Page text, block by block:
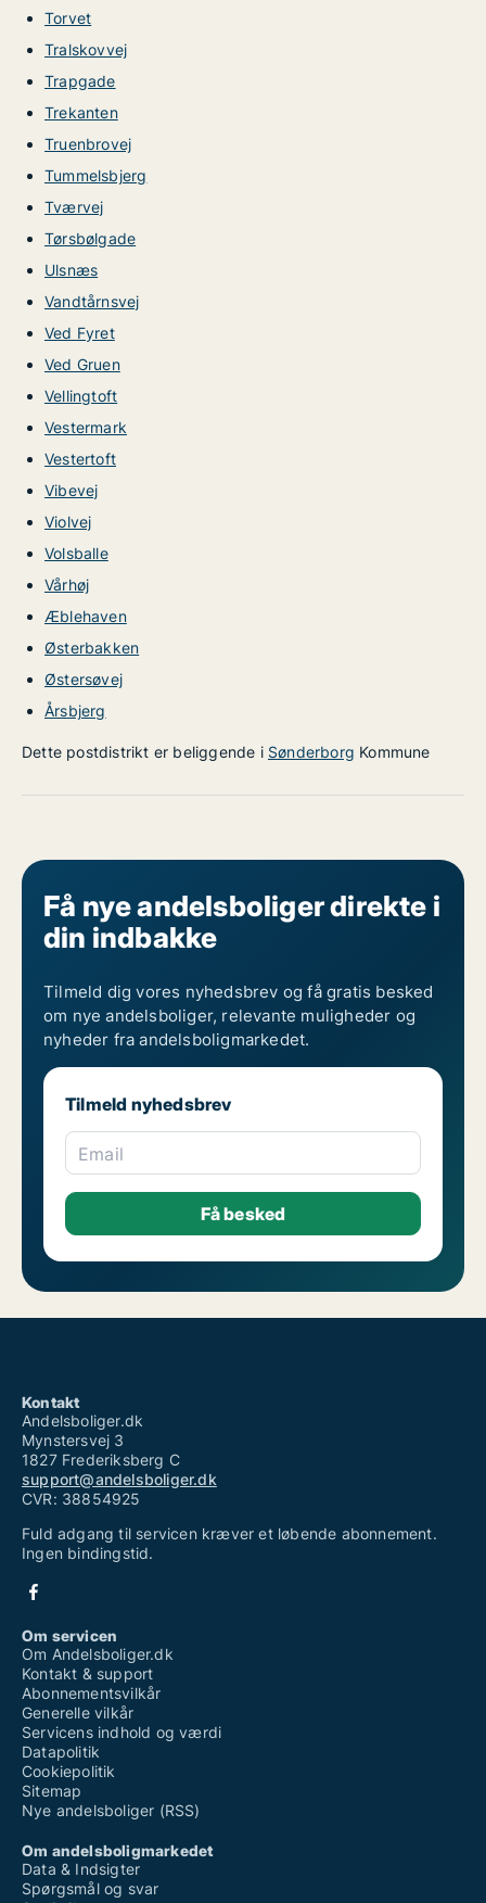
Torvet
Tralskovvej
Trapgade
Trekanten
Truenbrovej
Tummelsbjerg
Tværvej
Tørsbølgade
Ulsnæs
Vandtårnsvej
Ved Fyret
Ved Gruen
Vellingtoft
Vestermark
Vestertoft
Vibevej
Violvej
Volsballe
Vårhøj
Æblehaven
Østerbakken
Østersøvej
Årsbjerg
Dette postdistrikt er beliggende i Sønderborg Kommune
Få nye andelsboliger direkte i
din indbakke
Tilmeld dig vores nyhedsbrev og få gratis besked
om nye andelsboliger, relevante muligheder og
nyheder fra andelsboligmarkedet.
Tilmeld nyhedsbrev
Email
Kontakt
Andelsboliger.dk
Mynstersvej 3
1827 Frederiksberg C
support@andelsboliger.dk
CVR: 38854925
Fuld adgang til servicen kræver et løbende abonnement.
Ingen bindingstid.
Om servicen
Om Andelsboliger.dk
Kontakt & support
Abonnementsvilkår
Generelle vilkår
Servicens indhold og værdi
Datapolitik
Cookiepolitik
Sitemap
Nye andelsboliger (RSS)
Om andelsboligmarkedet
Data & Indsigter
Spørgsmål og svar